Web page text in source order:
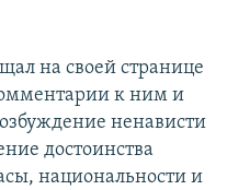
на своей странице
к ним и
ненависти
достоинства
национальности и